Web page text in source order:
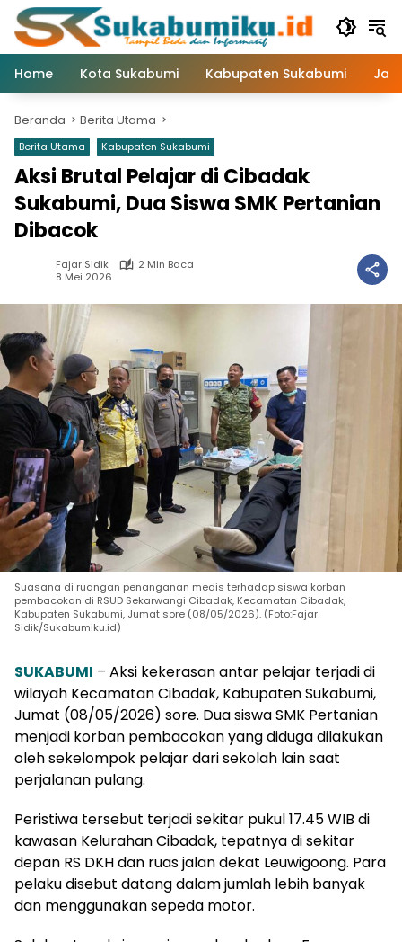
Langsung
konten
Home
Kota Sukabumi Kabupaten Sukabumi
Beranda Berita Utama
Berita Utama Kabupaten Sukabumi
Aksi Brutal Pelajar di Cibadak
Sukabumi, Dua Siswa SMK Pertanian
Dibacok
Fajar Sidik
2 Min Baca
8 Mei 2026
Suasana di ruangan penanganan medis terhadap siswa korban
pembacokan di RSUD Sekarwangi Cibadak, Kecamatan Cibadak,
Kabupaten Sukabumi, Jumat sore (08/05/2026). (Foto:Fajar
Sidik/Sukabumiku.id)
SUKABUMI – Aksi kekerasan antar pelajar terjadi di
wilayah Kecamatan Cibadak, Kabupaten Sukabumi,
Jumat (08/05/2026) sore. Dua siswa SMK Pertanian
menjadi korban pembacokan yang diduga dilakukan
oleh sekelompok pelajar dari sekolah lain saat
perjalanan pulang.
Peristiwa tersebut terjadi sekitar pukul 17.45 WIB di
kawasan Kelurahan Cibadak, tepatnya di sekitar
depan RS DKH dan ruas jalan dekat Leuwigoong. Para
pelaku disebut datang dalam jumlah lebih banyak
dan menggunakan sepeda motor.